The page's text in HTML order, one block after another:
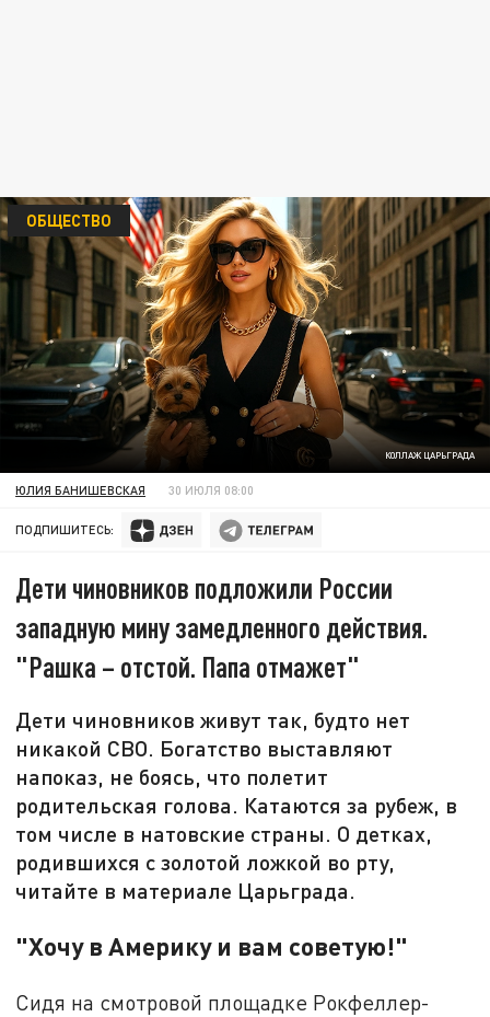
КОЛЛАЖ ЦАРЬГРАДА
ОБЩЕСТВО
ЮЛИЯ БАНИШЕВСКАЯ 30 ИЮЛЯ 08:00
ПОДПИШИТЕСЬ:
Дети чиновников подложили России
западную мину замедленного действия.
"Рашка – отстой. Папа отмажет"
Дети чиновников живут так, будто нет
никакой СВО. Богатство выставляют
напоказ, не боясь, что полетит
родительская голова. Катаются за рубеж, в
том числе в натовские страны. О детках,
родившихся с золотой ложкой во рту,
читайте в материале Царьграда.
"Хочу в Америку и вам советую!"
Сидя на смотровой площадке Рокфеллер-